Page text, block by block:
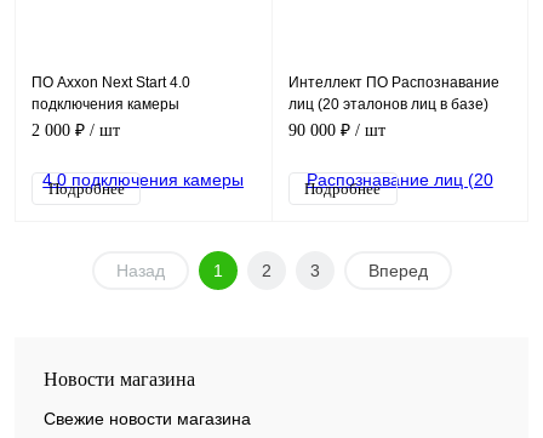
ПО Axxon Next Start 4.0
подключения камеры
Программное обеспечение
2 000 ₽ / шт
Подробнее
Интеллект ПО Распознавание
лиц (20 эталонов лиц в базе)
Программное обеспечение
90 000 ₽ / шт
Подробнее
Назад 1 2 3 Вперед
Новости магазина
Свежие новости магазина